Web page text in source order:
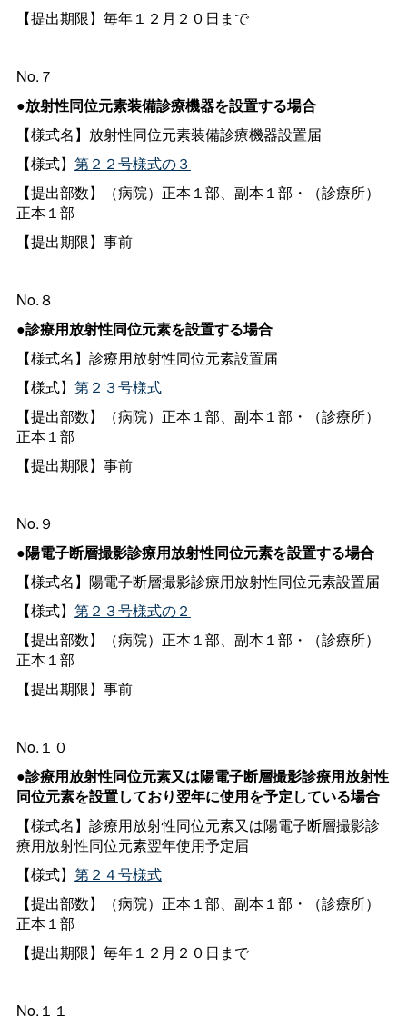
【提出期限】毎年１２月２０日まで
No.７
●放射性同位元素装備診療機器を設置する場合
【様式名】放射性同位元素装備診療機器設置届
【様式】 第２２号様式の３
【提出部数】（病院）正本１部、副本１部・（診療所）
正本１部
【提出期限】事前
No.８
●診療用放射性同位元素を設置する場合
【様式名】診療用放射性同位元素設置届
【様式】 第２３号様式
【提出部数】（病院）正本１部、副本１部・（診療所）
正本１部
【提出期限】事前
No.９
●陽電子断層撮影診療用放射性同位元素を設置する場合
【様式名】陽電子断層撮影診療用放射性同位元素設置届
【様式】 第２３号様式の２
【提出部数】（病院）正本１部、副本１部・（診療所）
正本１部
【提出期限】事前
No.１０
●診療用放射性同位元素又は陽電子断層撮影診療用放射性
同位元素を設置しており翌年に使用を予定している場合
【様式名】診療用放射性同位元素又は陽電子断層撮影診
療用放射性同位元素翌年使用予定届
【様式】 第２４号様式
【提出部数】（病院）正本１部、副本１部・（診療所）
正本１部
【提出期限】毎年１２月２０日まで
No.１１